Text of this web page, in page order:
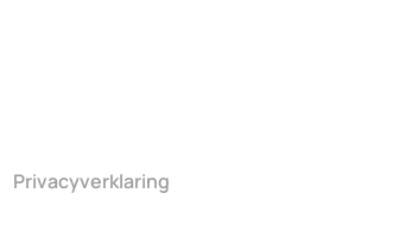
Privacyverklaring